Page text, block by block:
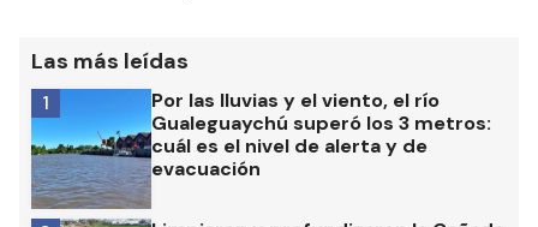
Las más leídas
Por las lluvias y el viento, el río
Gualeguaychú superó los 3 metros:
cuál es el nivel de alerta y de
evacuación
1